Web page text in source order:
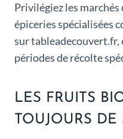
Privilégiez les
épiceries spécialisées
sur tableadecouvert.fr,
périodes de récolte
LES FRUITS
TOUJOURS